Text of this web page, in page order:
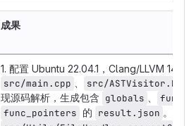
成果
1. 配置 Ubuntu 22.04.1，Clang/LLVM 14，
src/main.cpp
src/ASTVisitor.h
现源码解析，生成包含 globals
func_pointers 的 result.json 。 3.